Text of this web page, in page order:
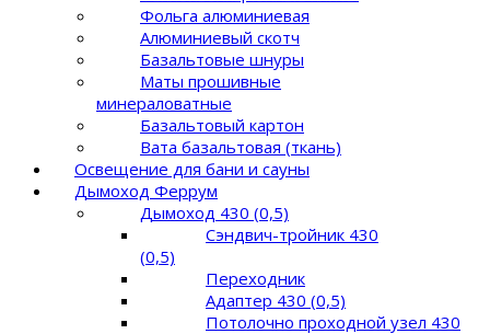
Фольга алюминиевая
Алюминиевый скотч
Базальтовые шнуры
Маты прошивные
минераловатные
Базальтовый картон
Вата базальтовая (ткань)
Освещение для бани и сауны
Дымоход Феррум
Дымоход 430 (0,5)
Сэндвич-тройник 430
(0,5)
Переходник
Адаптер 430 (0,5)
Потолочно проходной узел 430